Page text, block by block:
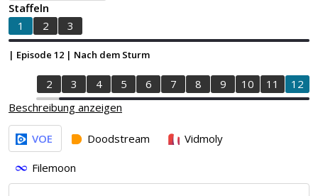
Staffeln
1
2 3
| Episode 12 | Nach dem Sturm
2 3 4 5 6 7 8 9 10 11
12
Beschreibung anzeigen
VOE Doodstream Vidmoly
Filemoon